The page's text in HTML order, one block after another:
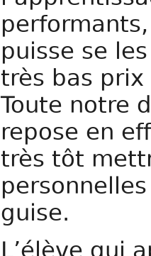
puisse se
très bas
Toute notre
repose en
très tôt
guise.